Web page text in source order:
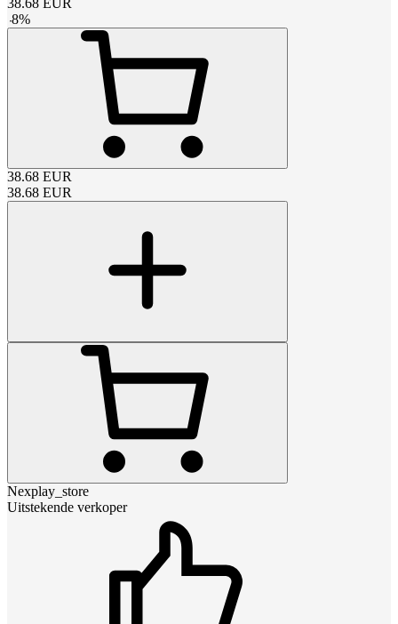
-8%
38.68 EUR
38.68 EUR
Nexplay_store
Uitstekende verkoper